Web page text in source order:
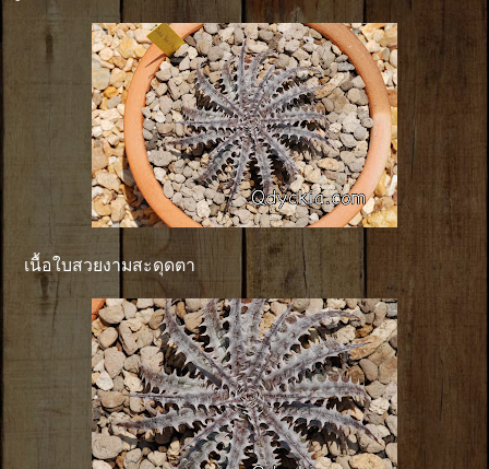
เนื้อใบสวยงามสะดุดตา